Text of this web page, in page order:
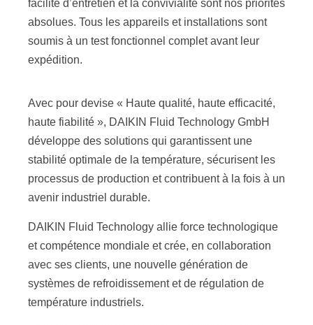
facilité d’entretien et la convivialité sont nos priorités
absolues. Tous les appareils et installations sont
soumis à un test fonctionnel complet avant leur
expédition.
Avec pour devise « Haute qualité, haute efficacité,
haute fiabilité », DAIKIN Fluid Technology GmbH
développe des solutions qui garantissent une
stabilité optimale de la température, sécurisent les
processus de production et contribuent à la fois à un
avenir industriel durable.
DAIKIN Fluid Technology allie force technologique
et compétence mondiale et crée, en collaboration
avec ses clients, une nouvelle génération de
systèmes de refroidissement et de régulation de
température industriels.